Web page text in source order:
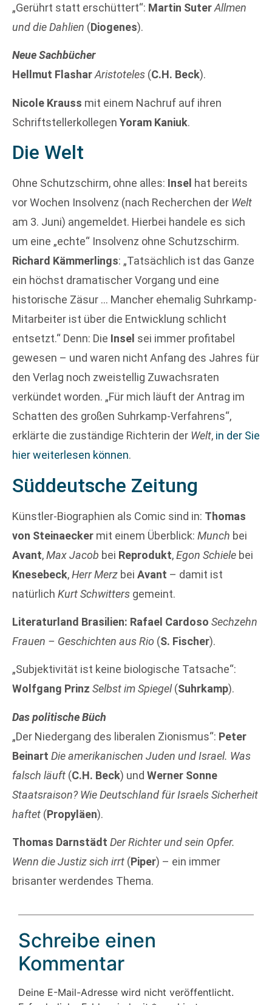
„Gerührt statt erschüttert“: Martin SuterAllmen
und die Dahlien (Diogenes).
Neue Sachbücher
Hellmut FlasharAristoteles (C.H. Beck).
Nicole Krauss mit einem Nachruf auf ihren
Schriftstellerkollegen Yoram Kaniuk.
Die Welt
Ohne Schutzschirm, ohne alles: Insel hat bereits
vor Wochen Insolvenz (nach Recherchen der Welt
am 3. Juni) angemeldet. Hierbei handele es sich
um eine „echte“ Insolvenz ohne Schutzschirm.
Richard Kämmerlings: „Tatsächlich ist das Ganze
ein höchst dramatischer Vorgang und eine
historische Zäsur … Mancher ehemalig Suhrkamp-
Mitarbeiter ist über die Entwicklung schlicht
entsetzt.“ Denn: Die Insel sei immer profitabel
gewesen – und waren nicht Anfang des Jahres für
den Verlag noch zweistellig Zuwachsraten
verkündet worden. „Für mich läuft der Antrag im
Schatten des großen Suhrkamp-Verfahrens“,
erklärte die zuständige Richterin der Welt, in der Sie
hier weiterlesen können.
Süddeutsche Zeitung
Künstler-Biographien als Comic sind in: Thomas
von Steinaecker mit einem Überblick: Munch bei
Avant,Max Jacob bei Reprodukt,Egon Schiele bei
Knesebeck,Herr Merz bei Avant – damit ist
natürlich Kurt Schwitters gemeint.
Literaturland Brasilien: Rafael Cardoso Sechzehn
Frauen – Geschichten aus Rio (S. Fischer).
„Subjektivität ist keine biologische Tatsache“:
Wolfgang Prinz Selbst im Spiegel(Suhrkamp).
Das politische Büch
„Der Niedergang des liberalen Zionismus“: Peter
Beinart Die amerikanischen Juden und Israel. Was
falsch läuft (C.H. Beck) und Werner Sonne
Staatsraison? Wie Deutschland für Israels Sicherheit
haftet (Propyläen).
Thomas Darnstädt Der Richter und sein Opfer.
Wenn die Justiz sich irrt (Piper) – ein immer
brisanter werdendes Thema.
Schreibe einen
Kommentar
Deine E-Mail-Adresse wird nicht veröffentlicht.